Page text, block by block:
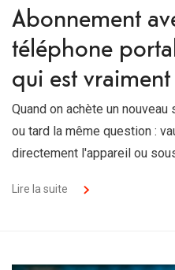
Abonnement
téléphone
qui est
Quand on achète un
ou tard la même question :
directement l'appareil ou
Lire la suite